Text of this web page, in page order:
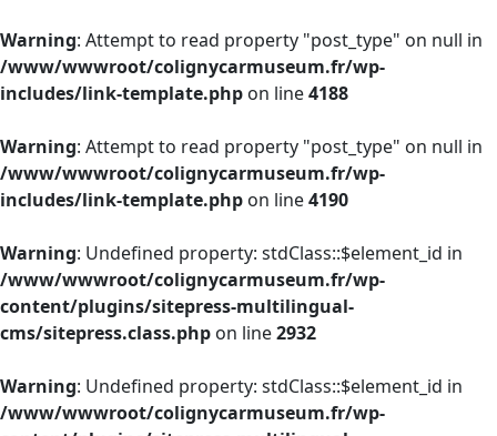
Warning: Attempt to read property "post_type" on null in
/www/wwwroot/colignycarmuseum.fr/wp-
includes/link-template.php on line4188
Warning: Attempt to read property "post_type" on null in
/www/wwwroot/colignycarmuseum.fr/wp-
includes/link-template.php on line4190
Warning: Undefined property: stdClass::$element_id in
/www/wwwroot/colignycarmuseum.fr/wp-
content/plugins/sitepress-multilingual-
cms/sitepress.class.php on line2932
Warning: Undefined property: stdClass::$element_id in
/www/wwwroot/colignycarmuseum.fr/wp-